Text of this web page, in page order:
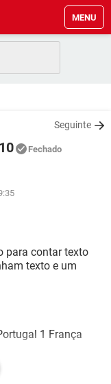
MENU
Seguinte
Fechado
para contar texto
texto e um
1 França